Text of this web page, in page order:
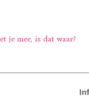
je mee, is dat waar?